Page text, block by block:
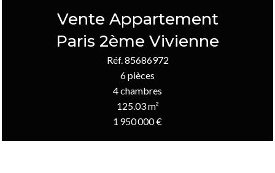
Vente Appartement
Paris 2ème Vivienne
Réf. 85686972
6 pièces
4 chambres
125.03 m²
1 950 000 €